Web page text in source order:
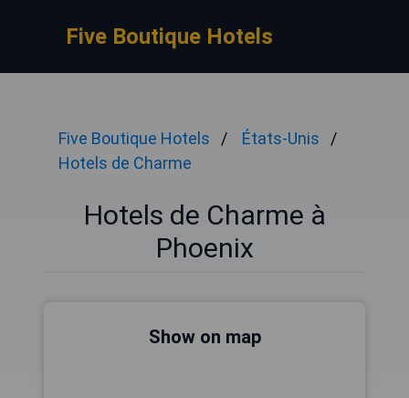
Five Boutique Hotels
Five Boutique Hotels
États-Unis
Hotels de Charme
Hotels de Charme à
Phoenix
Show on map